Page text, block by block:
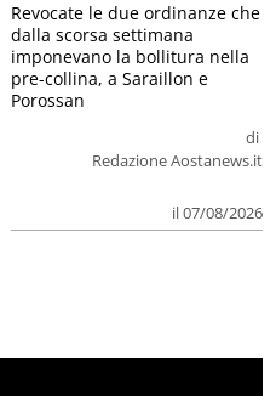
di
Redazione Aostanews.it
il 07/08/2026
Revocate le due ordinanze che
dalla scorsa settimana
imponevano la bollitura nella
pre-collina, a Saraillon e
Porossan